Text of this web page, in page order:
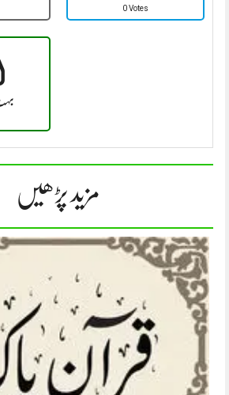
0 Votes
مزید پڑھیں